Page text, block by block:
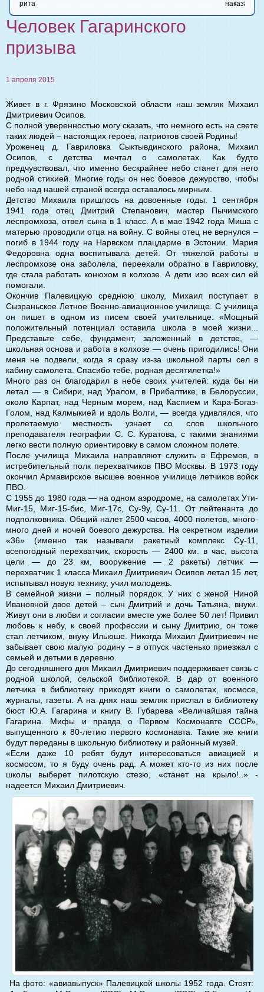
Человек Гагаринского
призыва
1 апреля 2015
Живет в г. Фрязино Московской области наш земляк Михаил
Дмитриевич Осипов.
С полной уверенностью могу сказать, что немного есть на свете
таких людей – настоящих героев, патриотов своей Родины!
Уроженец д. Гавриловка Сыктывдинского района, Михаил
Осипов, с детства мечтал о самолетах. Как будто
предчувствовал, что именно бескрайнее небо станет для него
родной стихией. Многие годы он нес боевое дежурство, чтобы
небо над нашей страной всегда оставалось мирным.
Детство Михаила пришлось на довоенные годы. 1 сентября
1941 года отец Дмитрий Степанович, мастер Пычимского
леспромхоза, отвел сына в 1 класс. А в мае 1942 года Миша с
матерью проводили отца на войну. С войны отец не вернулся –
погиб в 1944 году на Нарвском плацдарме в Эстонии. Мария
Федоровна одна воспитывала детей. От тяжелой работы в
леспромхозе она заболела, переехали обратно в Гавриловку,
где стала работать конюхом в колхозе. А дети изо всех сил ей
помогали.
Окончив Палевицкую среднюю школу, Михаил поступает в
Сызраньское Летное Военно-авиационное училище. С училища
он пишет в одном из писем своей учительнице: «Мощный
положительный потенциал оставила школа в моей жизни...
Представьте себе, фундамент, заложенный в детстве, —
школьная основа и работа в колхозе — очень пригодились! Они
меня не подвели, когда я сразу из-за школьной парты сел в
кабину самолета. Спасибо тебе, родная десятилетка!»
Много раз он благодарил в небе своих учителей: куда бы ни
летал — в Сибири, над Уралом, в Прибалтике, в Белоруссии,
около Карпат, над Черным морем, над Каспием и Кара-Богаз-
Голом, над Калмыкией и вдоль Волги, — всегда удивлялся, что
пролетаемую местность узнает со слов школьного
преподавателя географии С. С. Куратова, с такими знаниями
легко вести полную ориентировку в самом сложном полете.
После училища Михаила направляют служить в Ефремов, в
истребительный полк перехватчиков ПВО Москвы. В 1973 году
окончил Армавирское высшее военное училище летчиков войск
ПВО.
С 1955 до 1980 года — на одном аэродроме, на самолетах Ути-
Миг-15, Миг-15-бис, Миг-17с, Су-9у, Су-11. От лейтенанта до
подполковника. Общий налет 2500 часов, 4000 полетов, много-
много дней и ночей боевого дежурства. На секретном изделии
«36» (именно так называли ракетный комплекс Су-11,
всепогодный перехватчик, скорость — 2400 км. в час, высота
цели — до 23 км, вооружение — 2 ракеты) летчик —
перехватчик 1 класса Михаил Дмитриевич Осипов летал 15 лет,
испытывал новую технику, учил молодежь.
В семейной жизни – полный порядок. У них с женой Ниной
Ивановной двое детей – сын Дмитрий и дочь Татьяна, внуки.
Живут они в любви и согласии вместе уже более 50 лет! Привил
любовь к небу, к своей профессии и сыну Дмитрию, он тоже
стал летчиком, внуку Ильюше. Никогда Михаил Дмитриевич не
забывает свою малую родину – в отпуск частенько приезжал с
семьей и детьми в деревню.
До сегодняшнего дня Михаил Дмитриевич поддерживает связь с
родной школой, сельской библиотекой. В дар от военного
летчика в библиотеку приходят книги о самолетах, космосе,
журналы, газеты. А на днях наш земляк прислал в библиотеку
бюст Ю.А. Гагарина и книгу В. Губарева «Величайшая тайна
Гагарина. Мифы и правда о Первом Космонавте СССР»,
выпущенного к 80-летию первого космонавта. Такие же книги
будут переданы в школьную библиотеку и районный музей.
«Если даже 10 ребят будут интересоваться авиацией и
космосом, то я буду очень рад. А может кто-то из них после
школы выберет пилотскую стезю, «станет на крыло!..» -
надеется Михаил Дмитриевич.
На фото: «авиавыпуск» Палевицкой школы 1952 года. Стоят: